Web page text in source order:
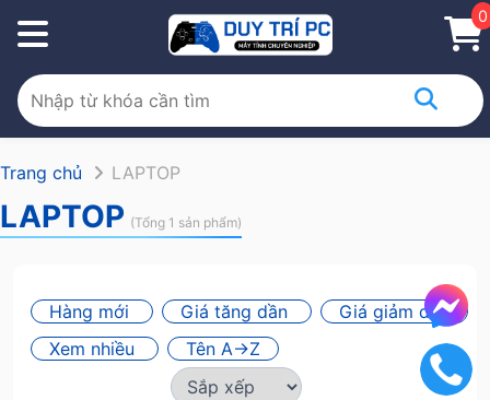
0
Trang chủ LAPTOP
LAPTOP (Tổng 1 sản phẩm)
Hàng mới Giá tăng dần
Giá giảm dần
Xem nhiều
Tên A->Z